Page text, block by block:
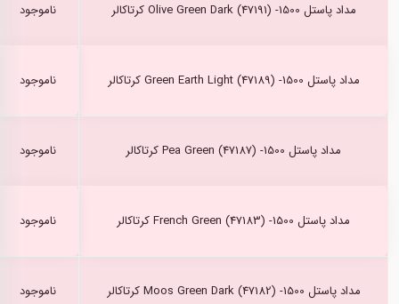
مداد پاستل Olive Green Dark (47191) -1500 کرتاکالر ناموجود
مداد پاستل Green Earth Light (47189) -1500 کرتاکالر ناموجود
مداد پاستل Pea Green (47187) -1500 کرتاکالر ناموجود
مداد پاستل French Green (47183) -1500 کرتاکالر ناموجود
مداد پاستل Moos Green Dark (47182) -1500 کرتاکالر ناموجود